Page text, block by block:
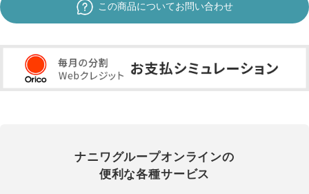
この商品についてお問い合わせ
ナニワグループオンラインの
便利な各種サービス